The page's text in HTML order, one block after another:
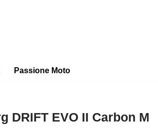
Passione Moto
DRIFT EVO II Carbon M